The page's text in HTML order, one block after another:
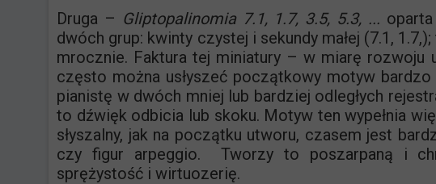
Druga – Gliptopalinomia 7.1, 1.7, 3.5, 5.3, ...
dwóch grup: kwinty czystej i sekundy małej (7.1,
mrocznie. Faktura tej miniatury – w miarę rozwoju
często można usłyszeć początkowy motyw
pianistę w dwóch mniej lub bardziej odległych
to dźwięk odbicia lub skoku. Motyw ten wypełnia
słyszalny, jak na początku utworu, czasem jest
czy figur arpeggio. Tworzy to poszarpaną i
sprężystość i wirtuozerię.